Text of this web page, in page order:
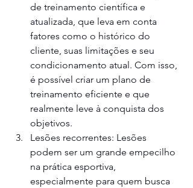
de treinamento científica e
atualizada, que leva em conta
fatores como o histórico do
cliente, suas limitações e seu
condicionamento atual. Com isso,
é possível criar um plano de
treinamento eficiente e que
realmente leve à conquista dos
objetivos.
Lesões recorrentes: Lesões
podem ser um grande empecilho
na prática esportiva,
especialmente para quem busca